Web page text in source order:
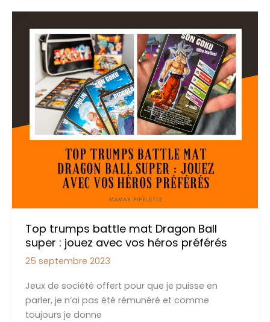
en
avis,
conseils
bons
plans
Top trumps battle mat Dragon Ball
super : jouez avec vos héros préférés
25 septembre 2023
Jeux de société offert pour que je puisse en
parler, je n’ai pas été rémunéré et comme
toujours je donne